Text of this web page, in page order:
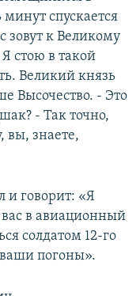
спускается
зовут к Великому
стою в такой
Великий князь
Высочество. - Это
- Так точно,
вы, знаете,
и говорит: «Я
в авиационный
солдатом 12-го
погоны».